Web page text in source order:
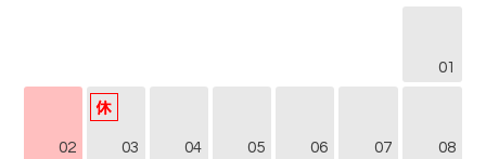
01
02 03 04 05 06 07 08